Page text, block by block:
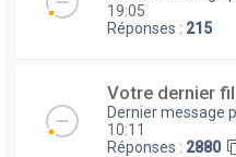
19:05
Réponses : 215
Votre dernier
Dernier message
10:11
Réponses : 2880